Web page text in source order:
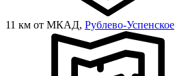
11 км от МКАД, Рублево-Успенское